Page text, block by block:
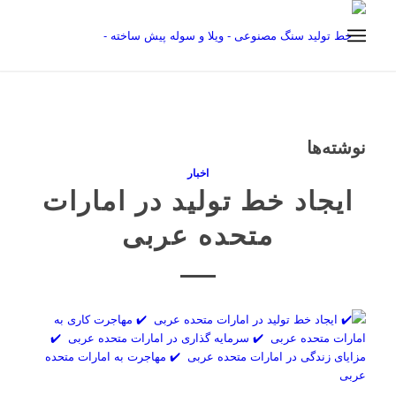
نوشته‌ها
اخبار
ایجاد خط تولید در امارات
متحده عربی